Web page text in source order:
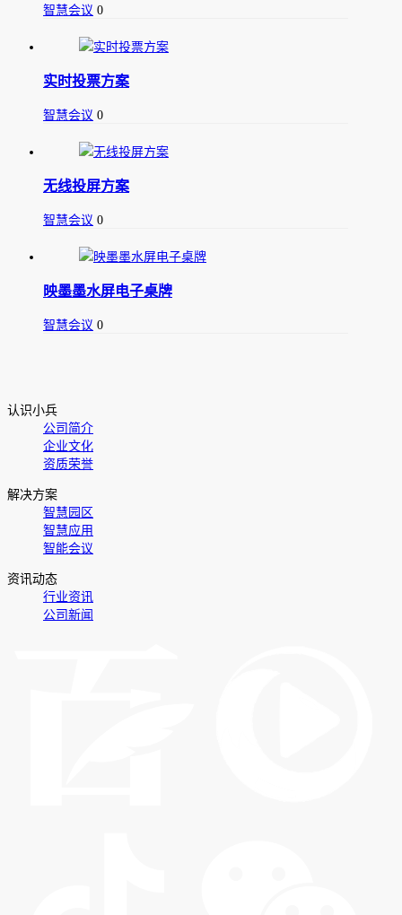
智慧会议 0
实时投票方案
智慧会议 0
无线投屏方案
智慧会议 0
映墨墨水屏电子桌牌
智慧会议 0
认识小兵
公司简介
企业文化
资质荣誉
解决方案
智慧园区
智慧应用
智能会议
资讯动态
行业资讯
公司新闻